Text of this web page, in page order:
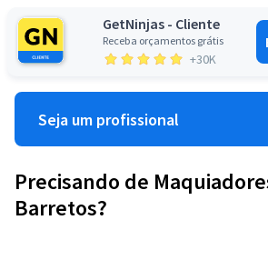
GetNinjas - Cliente
Receba orçamentos grátis
+30K
Seja um profissional
Precisando de
Barretos?